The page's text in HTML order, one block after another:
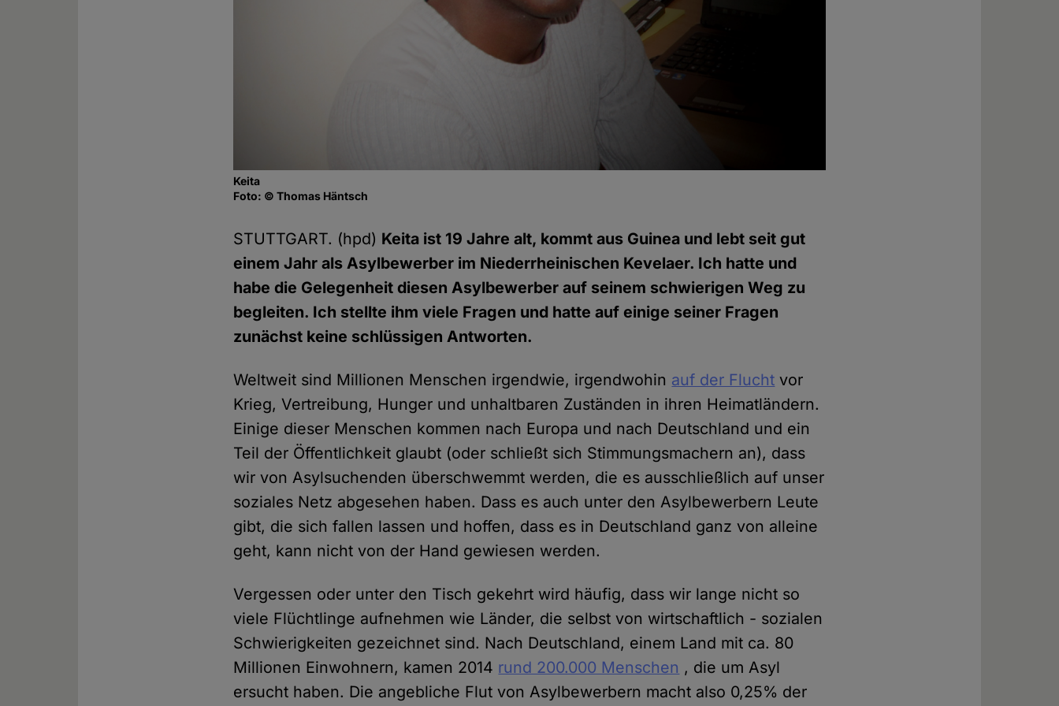
Keita
Foto: © Thomas Häntsch
STUTTGART. (hpd) Keita ist 19 Jahre alt, kommt aus Guinea und lebt seit gut
einem Jahr als Asylbewerber im Niederrheinischen Kevelaer. Ich hatte und
habe die Gelegenheit diesen Asylbewerber auf seinem schwierigen Weg zu
begleiten. Ich stellte ihm viele Fragen und hatte auf einige seiner Fragen
zunächst keine schlüssigen Antworten.
Weltweit sind Millionen Menschen irgendwie, irgendwohin auf der Flucht vor
Krieg, Vertreibung, Hunger und unhaltbaren Zuständen in ihren Heimatländern.
Einige dieser Menschen kommen nach Europa und nach Deutschland und ein
Teil der Öffentlichkeit glaubt (oder schließt sich Stimmungsmachern an), dass
wir von Asylsuchenden überschwemmt werden, die es ausschließlich auf unser
soziales Netz abgesehen haben. Dass es auch unter den Asylbewerbern Leute
gibt, die sich fallen lassen und hoffen, dass es in Deutschland ganz von alleine
geht, kann nicht von der Hand gewiesen werden.
Vergessen oder unter den Tisch gekehrt wird häufig, dass wir lange nicht so
viele Flüchtlinge aufnehmen wie Länder, die selbst von wirtschaftlich - sozialen
Schwierigkeiten gezeichnet sind. Nach Deutschland, einem Land mit ca. 80
Millionen Einwohnern, kamen 2014 rund 200.000 Menschen , die um Asyl
ersucht haben. Die angebliche Flut von Asylbewerbern macht also 0,25% der